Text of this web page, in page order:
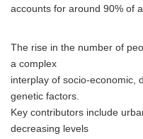
accounts for around 90% of
The rise in the number of
a complex
interplay of socio-economic,
genetic factors.
Key contributors include
decreasing levels